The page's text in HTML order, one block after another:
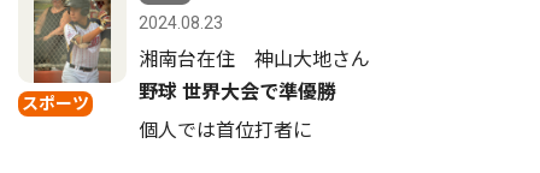
スポーツ
2024.08.23
湘南台在住 神山大地さん
野球 世界大会で準優勝
個人では首位打者に